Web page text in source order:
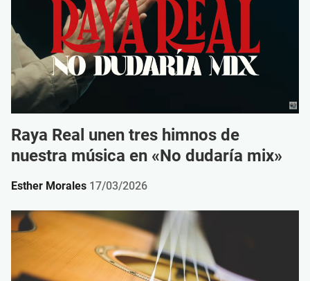
Raya Real unen tres himnos de
nuestra música en «No dudaría mix»
Esther Morales 17/03/2026